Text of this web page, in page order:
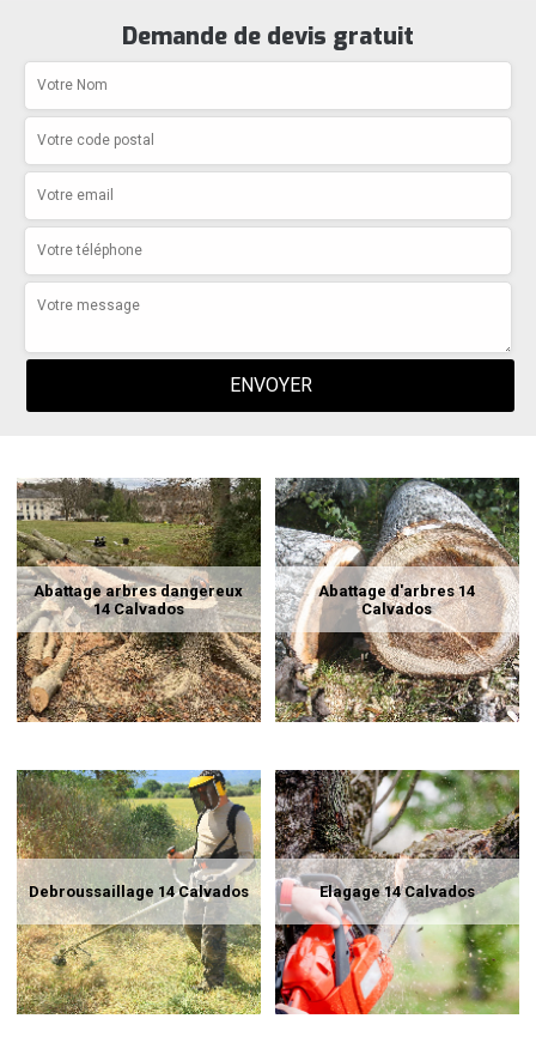
Demande de devis gratuit
Abattage arbres dangereux
14 Calvados
Abattage d'arbres 14
Calvados
Debroussaillage 14 Calvados Elagage 14 Calvados